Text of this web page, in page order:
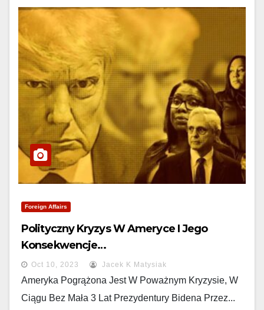
Foreign Affairs
Polityczny Kryzys W Ameryce I Jego
Konsekwencje…
Oct 10, 2023 Jacek K Matysiak
Ameryka Pogrążona Jest W Poważnym Kryzysie, W
Ciągu Bez Mała 3 Lat Prezydentury Bidena Przez...